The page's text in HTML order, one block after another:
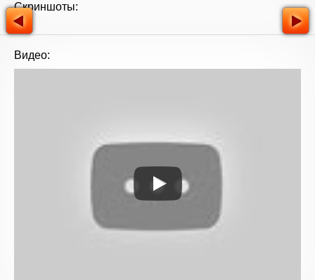
Скриншоты:
Видео: